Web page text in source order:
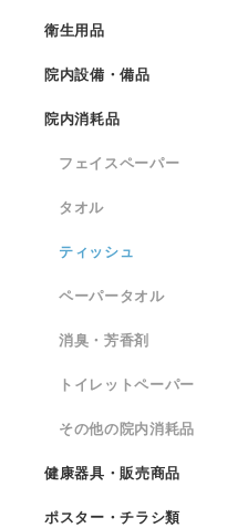
衛生用品
院内設備・備品
院内消耗品
フェイスペーパー
タオル
ティッシュ
ペーパータオル
消臭・芳香剤
トイレットペーパー
その他の院内消耗品
健康器具・販売商品
ポスター・チラシ類